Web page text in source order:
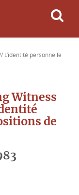
L’identité personnelle
Witness
de